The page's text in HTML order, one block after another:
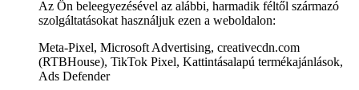
Az Ön beleegyezésével az alábbi, harmadik féltől származó
szolgáltatásokat használjuk ezen a weboldalon:
Meta-Pixel, Microsoft Advertising, creativecdn.com
(RTBHouse), TikTok Pixel, Kattintásalapú termékajánlások,
Ads Defender